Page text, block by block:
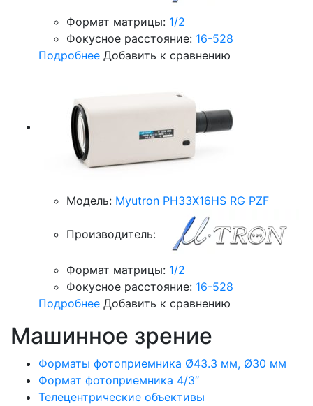
Формат матрицы: 1/2
Фокусное расстояние: 16-528
Подробнее Добавить к сравнению
Модель: Myutron PH33X16HS RG PZF
Производитель:
Формат матрицы: 1/2
Фокусное расстояние: 16-528
Подробнее Добавить к сравнению
Машинное зрение
Форматы фотоприемника Ø43.3 мм, Ø30 мм
Формат фотоприемника 4/3″
Телецентрические объективы